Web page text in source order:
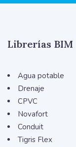
Librerías BIM
Agua potable
Drenaje
CPVC
Novafort
Conduit
Tigris Flex